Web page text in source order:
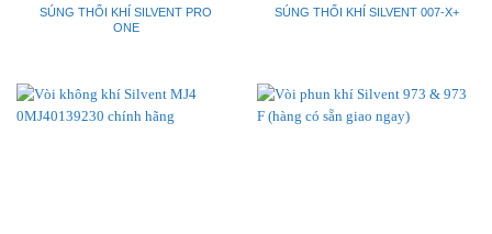
SÚNG THỔI KHÍ SILVENT PRO
ONE
SÚNG THỔI KHÍ SILVENT 007-X+